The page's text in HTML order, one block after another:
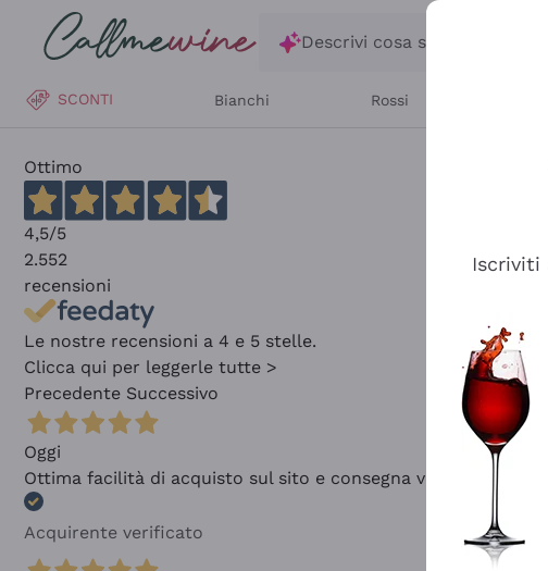
Salta al contenuto principale
Descrivi cosa stai cercando
SCONTI Bianchi Rossi
Ottimo
4,5/5
2.552
recensioni
Le nostre recensioni a 4 e 5 stelle.
Clicca qui per leggerle tutte >
Precedente Successivo
Oggi
Ottima facilità di acquisto sul sito e consegna velocissima
Acquirente verificato
Iscriviti